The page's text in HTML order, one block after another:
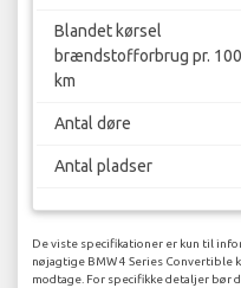
Blandet kørsel
brændstofforbrug pr. 100
km
Antal døre
Antal pladser
De viste specifikationer er kun til
nøjagtige BMW 4 Series Convertible
modtage. For specifikke detaljer bør